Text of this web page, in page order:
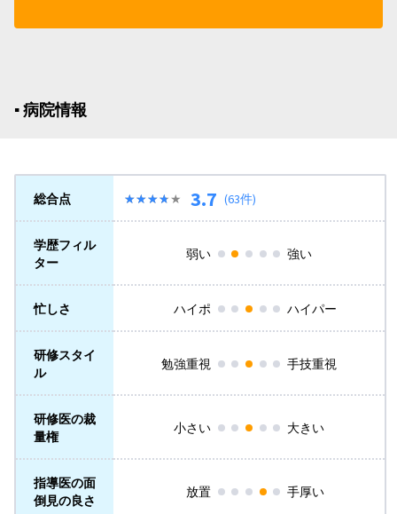
▪︎ 病院情報
総合点 ★★★★★
★★★★★ 3.7 (63件)
学歴フィル
ター
弱い 強い
忙しさ ハイポ ハイパー
研修スタイ
ル
勉強重視 手技重視
研修医の裁
量権
小さい 大きい
指導医の面
倒見の良さ
放置 手厚い